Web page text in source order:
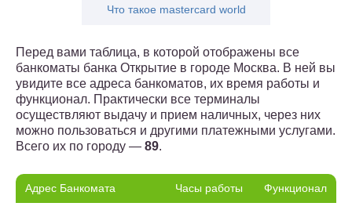
Что такое mastercard world
Перед вами таблица, в которой отображены все
банкоматы банка Открытие в городе Москва. В ней вы
увидите все адреса банкоматов, их время работы и
функционал. Практически все терминалы
осуществляют выдачу и прием наличных, через них
можно пользоваться и другими платежными услугами.
Всего их по городу — 89.
Адрес Банкомата Часы работы Функционал